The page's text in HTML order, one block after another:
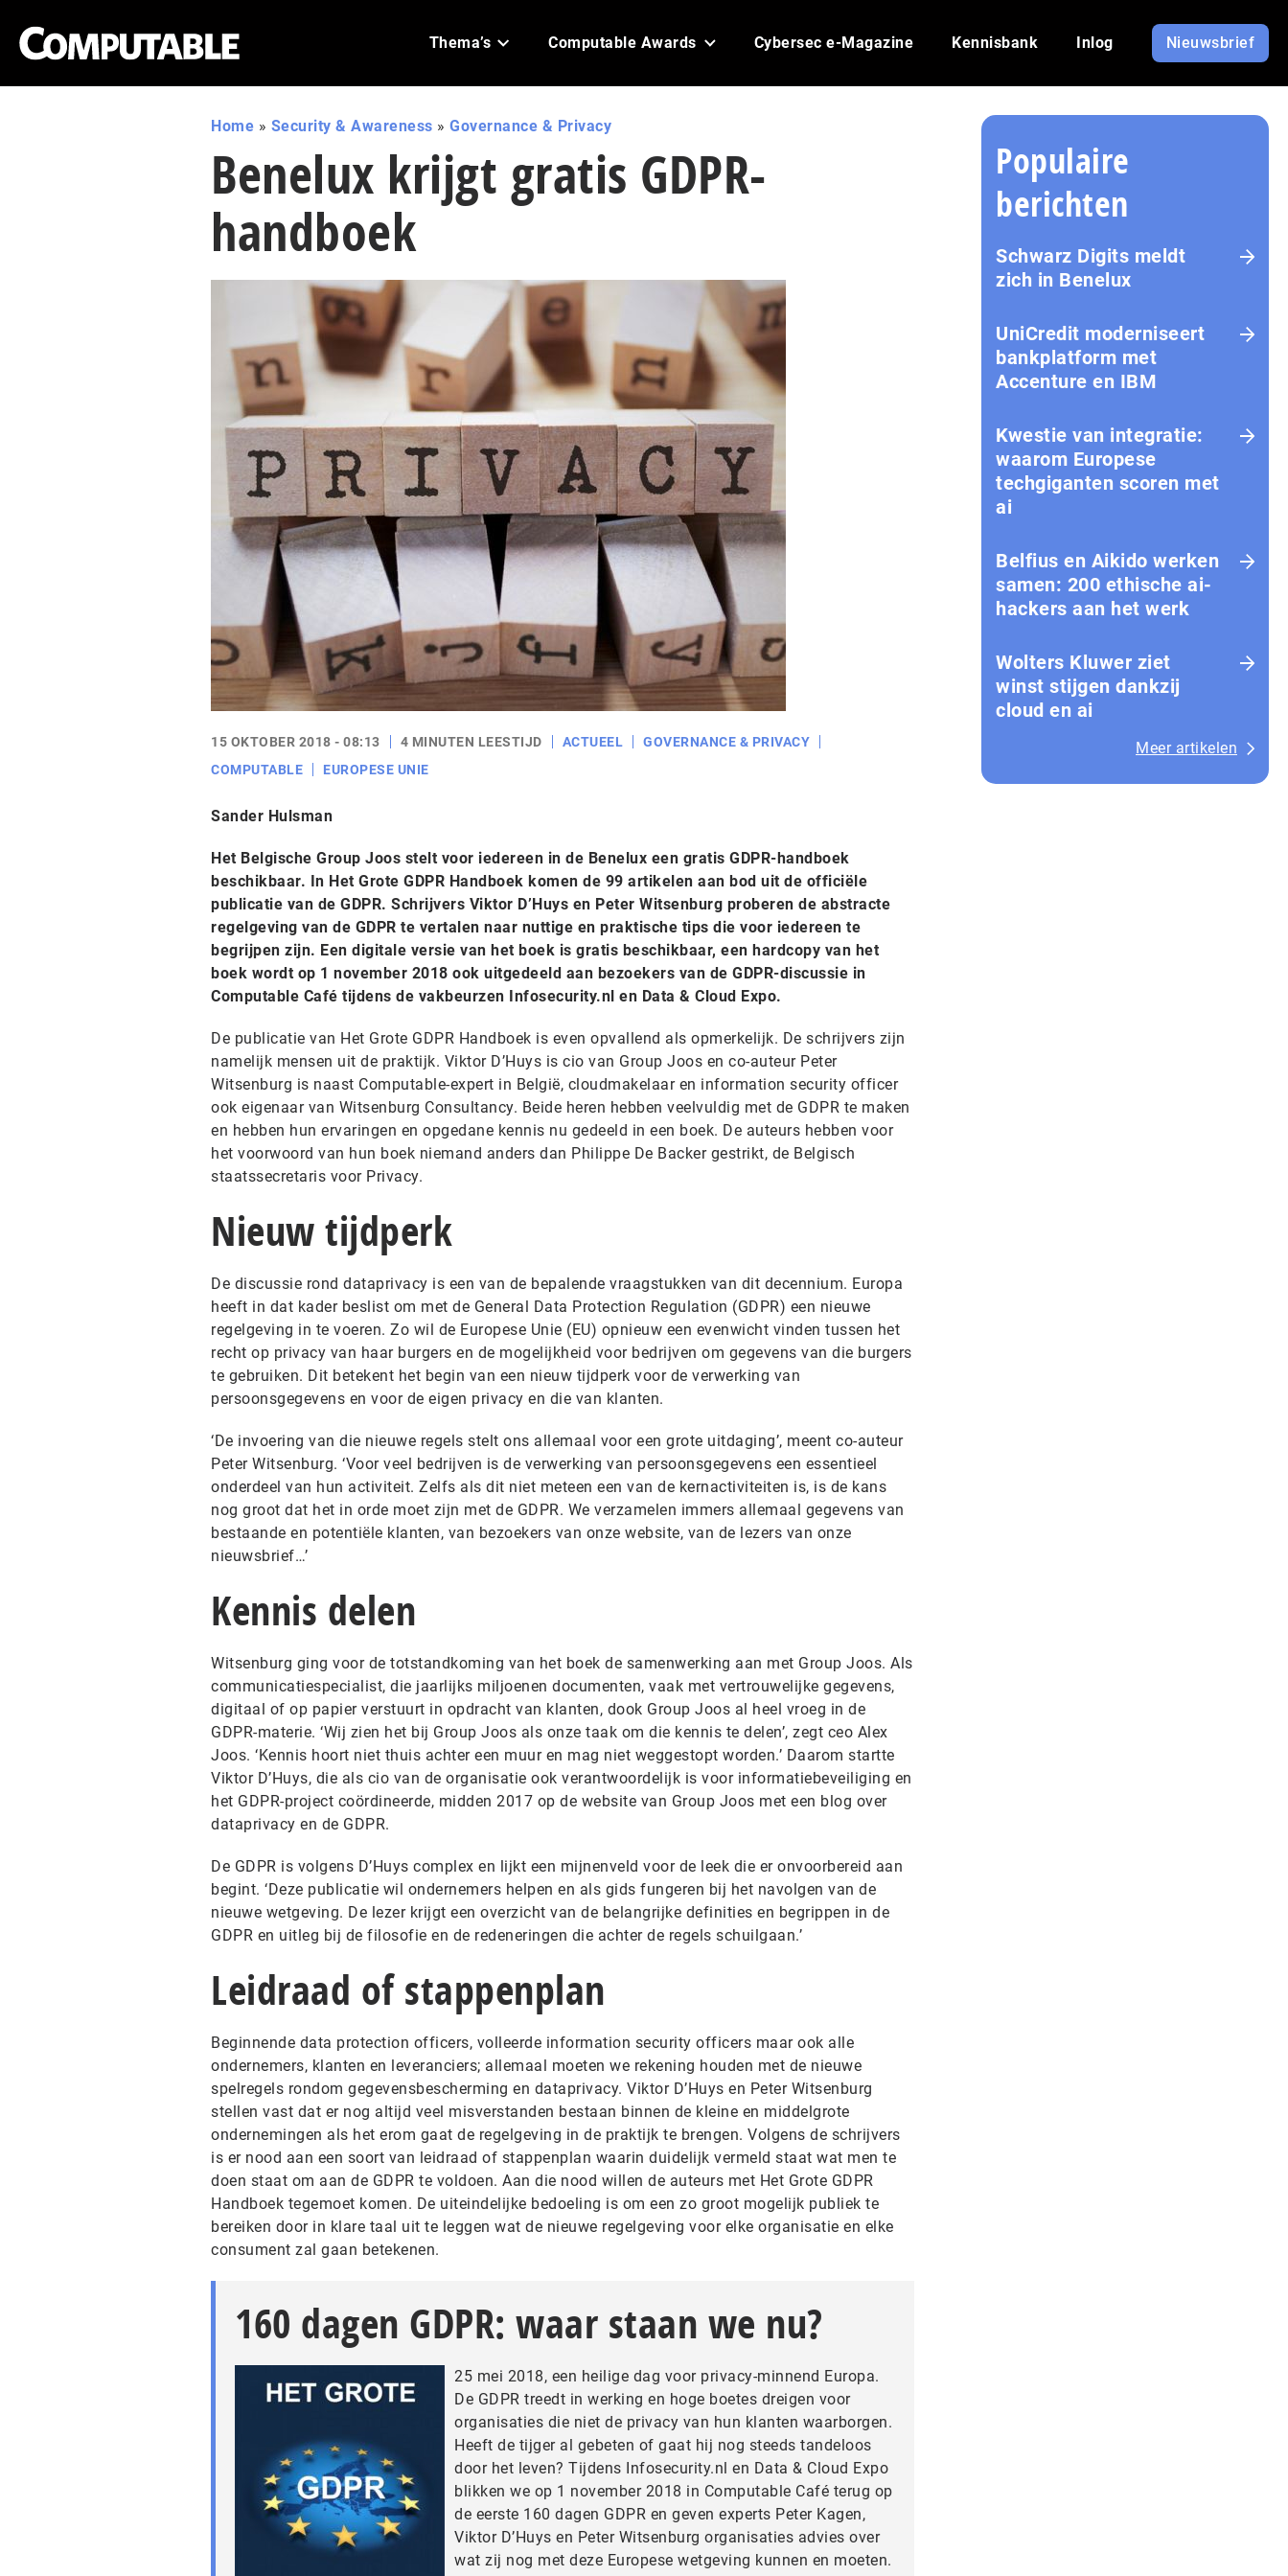
Thema’s Computable Awards Cybersec e-Magazine Kennisbank Inlog Nieuwsbrief
Home » Security & Awareness » Governance & Privacy
Benelux krijgt gratis GDPR-
handboek
15 OKTOBER 2018 - 08:13 4 MINUTEN LEESTIJD ACTUEEL
GOVERNANCE & PRIVACY
COMPUTABLE
EUROPESE UNIE
Sander Hulsman
Het Belgische Group Joos stelt voor iedereen in de Benelux een gratis GDPR-handboek
beschikbaar. In Het Grote GDPR Handboek komen de 99 artikelen aan bod uit de officiële
publicatie van de GDPR. Schrijvers Viktor D’Huys en Peter Witsenburg proberen de abstracte
regelgeving van de GDPR te vertalen naar nuttige en praktische tips die voor iedereen te
begrijpen zijn. Een digitale versie van het boek is gratis beschikbaar, een hardcopy van het
boek wordt op 1 november 2018 ook uitgedeeld aan bezoekers van de GDPR-discussie in
Computable Café tijdens de vakbeurzen Infosecurity.nl en Data & Cloud Expo.
De publicatie van Het Grote GDPR Handboek is even opvallend als opmerkelijk. De schrijvers zijn
namelijk mensen uit de praktijk. Viktor D’Huys is cio van Group Joos en co-auteur Peter
Witsenburg is naast Computable-expert in België, cloudmakelaar en information security officer
ook eigenaar van Witsenburg Consultancy. Beide heren hebben veelvuldig met de GDPR te maken
en hebben hun ervaringen en opgedane kennis nu gedeeld in een boek. De auteurs hebben voor
het voorwoord van hun boek niemand anders dan Philippe De Backer gestrikt, de Belgisch
staatssecretaris voor Privacy.
Nieuw tijdperk
De discussie rond dataprivacy is een van de bepalende vraagstukken van dit decennium. Europa
heeft in dat kader beslist om met de General Data Protection Regulation (GDPR) een nieuwe
regelgeving in te voeren. Zo wil de Europese Unie (EU) opnieuw een evenwicht vinden tussen het
recht op privacy van haar burgers en de mogelijkheid voor bedrijven om gegevens van die burgers
te gebruiken. Dit betekent het begin van een nieuw tijdperk voor de verwerking van
persoonsgegevens en voor de eigen privacy en die van klanten.
‘De invoering van die nieuwe regels stelt ons allemaal voor een grote uitdaging’, meent co-auteur
Peter Witsenburg. ‘Voor veel bedrijven is de verwerking van persoonsgegevens een essentieel
onderdeel van hun activiteit. Zelfs als dit niet meteen een van de kernactiviteiten is, is de kans
nog groot dat het in orde moet zijn met de GDPR. We verzamelen immers allemaal gegevens van
bestaande en potentiële klanten, van bezoekers van onze website, van de lezers van onze
nieuwsbrief…’
Kennis delen
Witsenburg ging voor de totstandkoming van het boek de samenwerking aan met Group Joos. Als
communicatiespecialist, die jaarlijks miljoenen documenten, vaak met vertrouwelijke gegevens,
digitaal of op papier verstuurt in opdracht van klanten, dook Group Joos al heel vroeg in de
GDPR-materie. ‘Wij zien het bij Group Joos als onze taak om die kennis te delen’, zegt ceo Alex
Joos. ‘Kennis hoort niet thuis achter een muur en mag niet weggestopt worden.’ Daarom startte
Viktor D’Huys, die als cio van de organisatie ook verantwoordelijk is voor informatiebeveiliging en
het GDPR-project coördineerde, midden 2017 op de website van Group Joos met een blog over
dataprivacy en de GDPR.
De GDPR is volgens D’Huys complex en lijkt een mijnenveld voor de leek die er onvoorbereid aan
begint. ‘Deze publicatie wil ondernemers helpen en als gids fungeren bij het navolgen van de
nieuwe wetgeving. De lezer krijgt een overzicht van de belangrijke definities en begrippen in de
GDPR en uitleg bij de filosofie en de redeneringen die achter de regels schuilgaan.’
Leidraad of stappenplan
Beginnende data protection officers, volleerde information security officers maar ook alle
ondernemers, klanten en leveranciers; allemaal moeten we rekening houden met de nieuwe
spelregels rondom gegevensbescherming en dataprivacy. Viktor D’Huys en Peter Witsenburg
stellen vast dat er nog altijd veel misverstanden bestaan binnen de kleine en middelgrote
ondernemingen als het erom gaat de regelgeving in de praktijk te brengen. Volgens de schrijvers
is er nood aan een soort van leidraad of stappenplan waarin duidelijk vermeld staat wat men te
doen staat om aan de GDPR te voldoen. Aan die nood willen de auteurs met Het Grote GDPR
Handboek tegemoet komen. De uiteindelijke bedoeling is om een zo groot mogelijk publiek te
bereiken door in klare taal uit te leggen wat de nieuwe regelgeving voor elke organisatie en elke
consument zal gaan betekenen.
160 dagen GDPR: waar staan we nu?
25 mei 2018, een heilige dag voor privacy-minnend Europa.
De GDPR treedt in werking en hoge boetes dreigen voor
organisaties die niet de privacy van hun klanten waarborgen.
Heeft de tijger al gebeten of gaat hij nog steeds tandeloos
door het leven? Tijdens Infosecurity.nl en Data & Cloud Expo
blikken we op 1 november 2018 in Computable Café terug op
de eerste 160 dagen GDPR en geven experts Peter Kagen,
Viktor D’Huys en Peter Witsenburg organisaties advies over
wat zij nog met deze Europese wetgeving kunnen en moeten.
Populaire
berichten
Schwarz Digits meldt
zich in Benelux
UniCredit moderniseert
bankplatform met
Accenture en IBM
Kwestie van integratie:
waarom Europese
techgiganten scoren met
ai
Belfius en Aikido werken
samen: 200 ethische ai-
hackers aan het werk
Wolters Kluwer ziet
winst stijgen dankzij
cloud en ai
Meer artikelen